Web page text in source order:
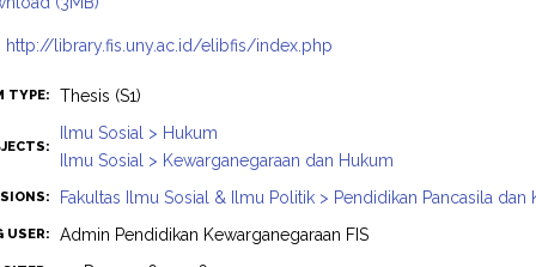
http://library.fis.uny.ac.id/elibfis/index.php
TYPE: Thesis (S1)
Ilmu Sosial > Hukum
Ilmu Sosial > Kewarganegaraan dan Hukum
Fakultas Ilmu Sosial & Ilmu Politik > Pendidikan Pancasila dan
USER: Admin Pendidikan Kewarganegaraan FIS